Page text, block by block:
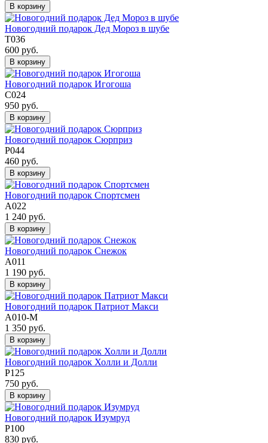
В корзину
Новогодний подарок Дед Мороз в шубе
Т036
600 руб.
В корзину
Новогодний подарок Игогоша
С024
950 руб.
В корзину
Новогодний подарок Сюрприз
Р044
460 руб.
В корзину
Новогодний подарок Спортсмен
А022
1 240 руб.
В корзину
Новогодний подарок Снежок
А011
1 190 руб.
В корзину
Новогодний подарок Патриот Макси
А010-М
1 350 руб.
В корзину
Новогодний подарок Холли и Долли
Р125
750 руб.
В корзину
Новогодний подарок Изумруд
Р100
830 руб.